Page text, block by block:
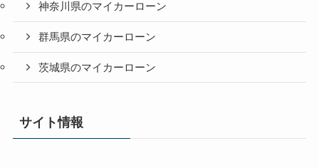
神奈川県のマイカーローン
群馬県のマイカーローン
茨城県のマイカーローン
サイト情報